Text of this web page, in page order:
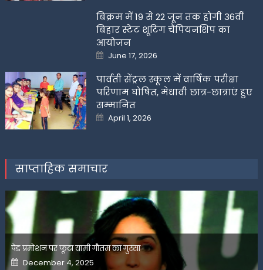
बिक्रम में 19 से 22 जून तक होगी 36वीं
बिहार स्टेट शूटिंग चैंपियनशिप का
आयोजन
Posted
on
June 17, 2026
पार्वती सेंट्रल स्कूल में वार्षिक परीक्षा
परिणाम घोषित, मेधावी छात्र-छात्राएं हुए
सम्मानित
Posted
on
April 1, 2026
साप्ताहिक समाचार
पेड प्रमोशन पर फूटा यामी गौतम का गुस्सा
Posted
on
December 4, 2025